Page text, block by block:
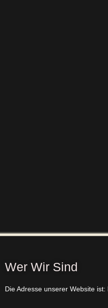
Wer Wir Sind
Die Adresse unserer Website